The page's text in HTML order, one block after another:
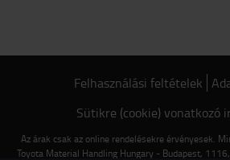
Felhasználási feltételek
Sütikre (cookie) vonatkozó
Az árak csak az online rendelésekre érvényesek.
Toyota Material Handling Hungary - Budapest,